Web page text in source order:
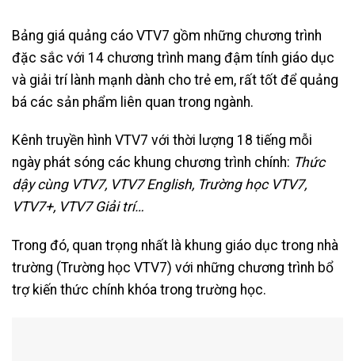
Bảng giá quảng cáo VTV7 gồm những chương trình
đặc sắc với 14 chương trình mang đậm tính giáo dục
và giải trí lành mạnh dành cho trẻ em, rất tốt để quảng
bá các sản phẩm liên quan trong ngành.
Kênh truyền hình VTV7 với thời lượng 18 tiếng mỗi
ngày phát sóng các khung chương trình chính: Thức
dậy cùng VTV7, VTV7 English, Trường học VTV7,
VTV7+, VTV7 Giải trí…
Trong đó, quan trọng nhất là khung giáo dục trong nhà
trường (Trường học VTV7) với những chương trình bổ
trợ kiến thức chính khóa trong trường học.